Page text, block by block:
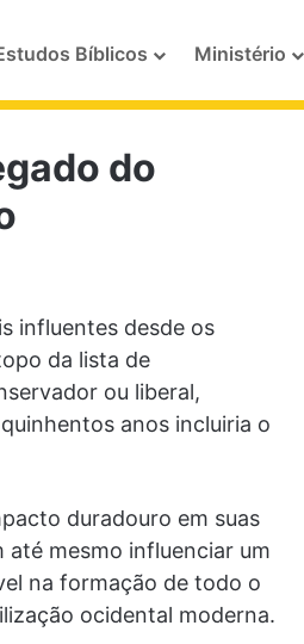
Bíblicos Ministério
do
influentes desde os
da lista de
ou liberal,
anos incluiria o
duradouro em suas
até mesmo influenciar um
na formação de todo o
ocidental moderna.